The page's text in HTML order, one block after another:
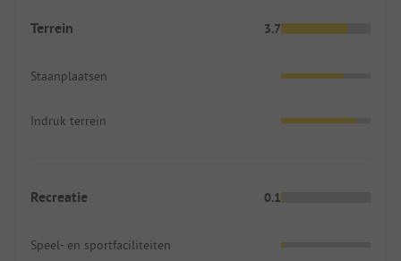
Terrein 3.7
Staanplaatsen
Indruk terrein
Recreatie 0.1
Speel- en sportfaciliteiten